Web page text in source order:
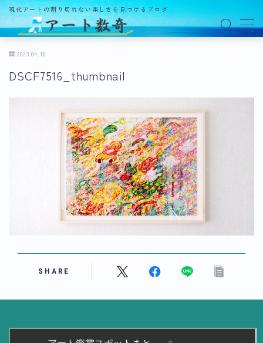
現代アートの割り切れない楽しさを見つけるブログ
アート数奇とは？
ギャラリー
美術館・博物館
オルタナティブスペース
アートフェア
オークション
美術大学・大学美術館
アート探究
2023.04.18
DSCF7516_thumbnail
SHARE